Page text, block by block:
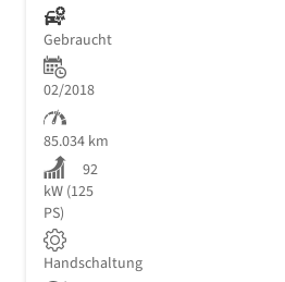
Gebraucht
02/2018
85.034 km
92
kW (125
PS)
Handschaltung